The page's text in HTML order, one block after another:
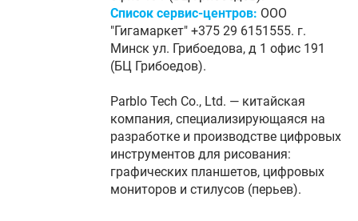
Список сервис-центров: ООО
"Гигамаркет" +375 29 6151555. г.
Минск ул. Грибоедова, д 1 офис 191
(БЦ Грибоедов).
Parblo Tech Co., Ltd. — китайская
компания, специализирующаяся на
разработке и производстве цифровых
инструментов для рисования:
графических планшетов, цифровых
мониторов и стилусов (перьев).